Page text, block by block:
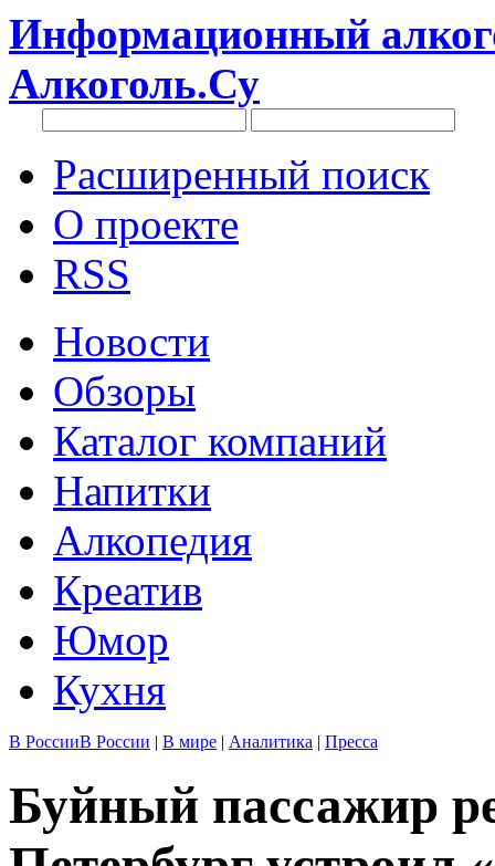
Информационный
Алкоголь.Су
Расширенный поиск
О проекте
RSS
Новости
Обзоры
Каталог компаний
Напитки
Алкопедия
Креатив
Юмор
Кухня
В РоссииВ России | В мире | Аналитика | Пресса
Буйный пассажир